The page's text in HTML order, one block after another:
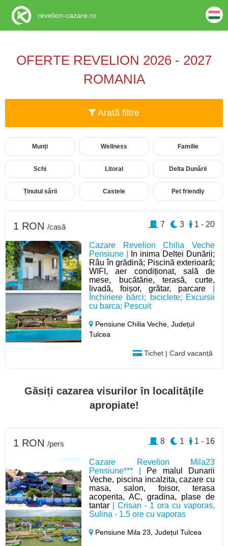
OFERTE REVELION 2026 - 2027
ROMANIA
Arată filtre
Munți Wellness Familie
Schi Litoral Delta Dunării
Ținutul sării Castele Pet friendly
Cazare Revelion Chilia Veche
Pensiune |
In inima Deltei Dunării;
Râu în grădină; Piscină exterioară;
WIFI, aer condiționat, sală de
mese, bucătărie, terasă, curte,
livadă, foișor, grătar, parcare
Închiriere bărci; biciclete; Excursii
cu barca; Pescuit
Pensiune Chilia Veche,Județul
Tulcea
Tichet | Card vacanță
1 RON /casă 1 - 20
3
7
Găsiți cazarea visurilor în localitățile
apropiate!
Cazare Revelion Mila23
Pensiune*** |
Pe malul Dunarii
Veche, piscina incalzita, cazare cu
masa, salon, foisor, terasa
acoperita, AC, gradina, plase de
tantar | Crisan - 1 ora cu vaporas,
Sulina - 1.5 ore cu vaporas
Pensiune Mila 23,Județul Tulcea
1 RON /pers 1 - 16
1
8
revelion-cazare.ro